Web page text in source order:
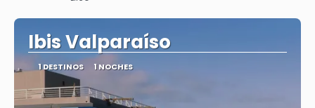
Ibis Valparaíso
1 DESTINOS 1 NOCHES